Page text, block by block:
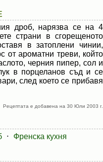
дроб, нарязва се на 4
страни в сгорещеното
в затоплени чинии,
от ароматни треви, който
черния пипер, сол и
в порцеланов съд и се
след което се прибавя
Рецептата е добавена на 30 Юли 2003 г.
⋅ Френска кухня